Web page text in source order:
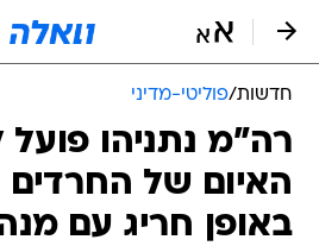
חדשות/פוליטי-מדיני
רה"מ נתניהו
האיום של החרדים
באופן חריג עם